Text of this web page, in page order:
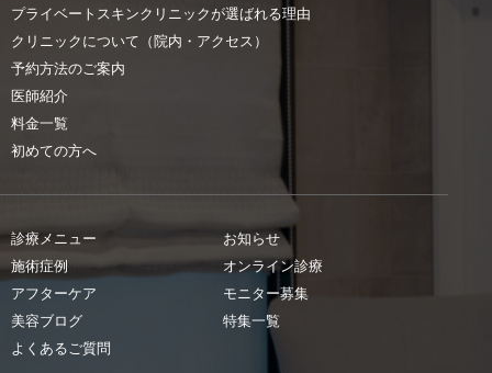
プライベートスキンクリニックが選ばれる理由
クリニックについて（院内・アクセス）
予約方法のご案内
医師紹介
料金一覧
初めての方へ
診療メニュー
施術症例
アフターケア
美容ブログ
よくあるご質問
お知らせ
オンライン診療
モニター募集
特集一覧